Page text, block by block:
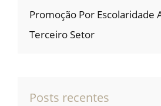
Promoção Por Escolaridade
Terceiro Setor
Posts recentes